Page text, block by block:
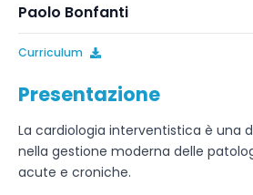
Paolo Bonfanti
Curriculum
Presentazione
La cardiologia interventistica è una
nella gestione moderna delle
acute e croniche.